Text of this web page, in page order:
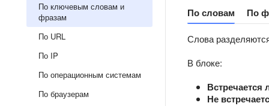
По ключевым словам и
фразам
По URL
По IP
По операционным системам
По браузерам
По словам По
Слова
В блоке:
Не